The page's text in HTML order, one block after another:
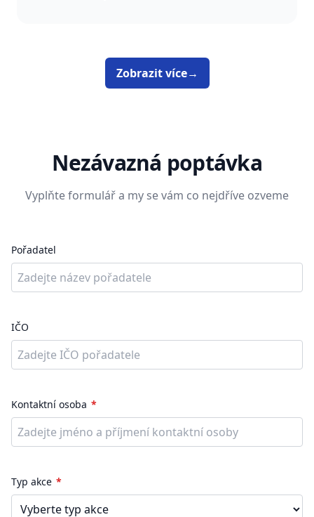
Zobrazit více→
Nezávazná poptávka
Vyplňte formulář a my se vám co nejdříve ozveme
Pořadatel
IČO
Kontaktní osoba
Typ akce